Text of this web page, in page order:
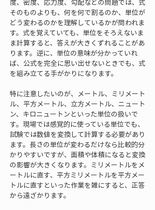
度、密度、応力度、勾配などの問題では、式
そのものよりも、何を何で割るのか、単位が
どう変わるのかを理解しているかが問われま
す。式を覚えていても、単位をそろえないま
ま計算すると、答えが大きくずれることがあ
ります。逆に、単位の意味が分かっていれ
ば、公式を完全に思い出せないときでも、式
を組み立てる手がかりになります。
特に注意したいのが、メートル、ミリメート
ル、平方メートル、立方メートル、ニュート
ン、キロニュートンといった単位の扱いで
す。現場では感覚的に使っている単位でも、
試験では数値を変換して計算する必要があり
ます。長さの単位が変わるだけなら比較的分
かりやすいですが、面積や体積になると変換
の影響が大きくなります。ミリメートルをメ
ートルに直す、平方ミリメートルを平方メー
トルに直すといった作業を雑にすると、正答
から遠ざかります。